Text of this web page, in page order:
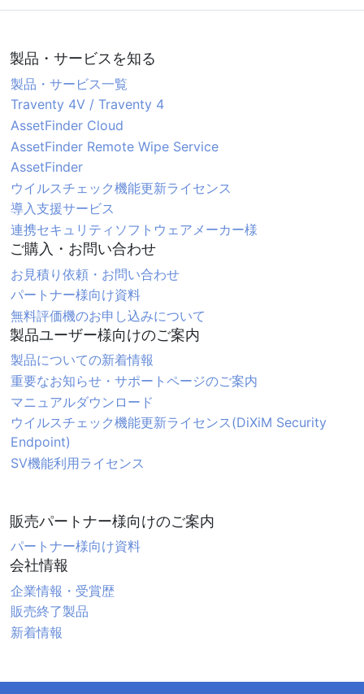
製品・サービスを知る
製品・サービス一覧
Traventy 4V / Traventy 4
AssetFinder Cloud
AssetFinder Remote Wipe Service
AssetFinder
ウイルスチェック機能更新ライセンス
導入支援サービス
連携セキュリティソフトウェアメーカー様
ご購入・お問い合わせ
お見積り依頼・お問い合わせ
パートナー様向け資料
無料評価機のお申し込みについて
製品ユーザー様向けのご案内
製品についての新着情報
重要なお知らせ・サポートページのご案内
マニュアルダウンロード
ウイルスチェック機能更新ライセンス(DiXiM Security
Endpoint)
SV機能利用ライセンス
販売パートナー様向けのご案内
パートナー様向け資料
会社情報
企業情報・受賞歴
販売終了製品
新着情報